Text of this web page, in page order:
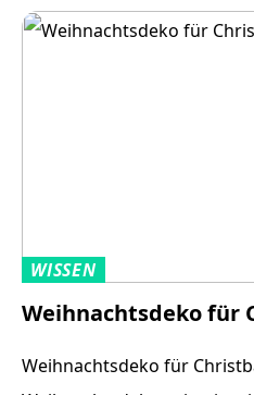
WISSEN
Weihnachtsdeko für
Weihnachtsdeko für